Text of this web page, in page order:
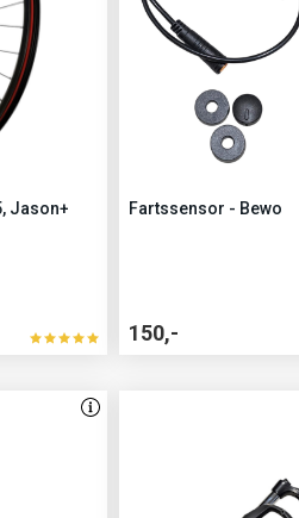
Jason+
Fartssensor - Bewo
150,-